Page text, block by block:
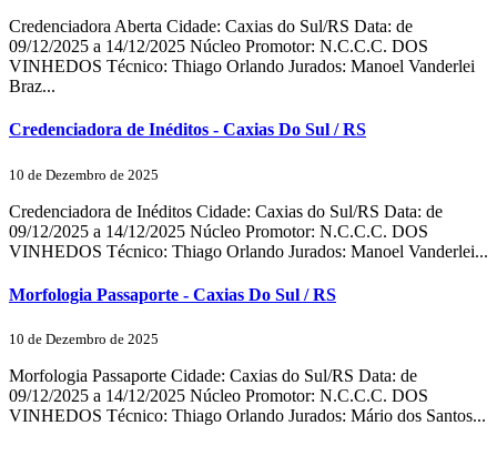
Credenciadora Aberta Cidade: Caxias do Sul/RS Data: de
09/12/2025 a 14/12/2025 Núcleo Promotor: N.C.C.C. DOS
VINHEDOS Técnico: Thiago Orlando Jurados: Manoel Vanderlei
Braz...
Credenciadora de Inéditos - Caxias Do Sul / RS
10 de Dezembro de 2025
Credenciadora de Inéditos Cidade: Caxias do Sul/RS Data: de
09/12/2025 a 14/12/2025 Núcleo Promotor: N.C.C.C. DOS
VINHEDOS Técnico: Thiago Orlando Jurados: Manoel Vanderlei...
Morfologia Passaporte - Caxias Do Sul / RS
10 de Dezembro de 2025
Morfologia Passaporte Cidade: Caxias do Sul/RS Data: de
09/12/2025 a 14/12/2025 Núcleo Promotor: N.C.C.C. DOS
VINHEDOS Técnico: Thiago Orlando Jurados: Mário dos Santos...